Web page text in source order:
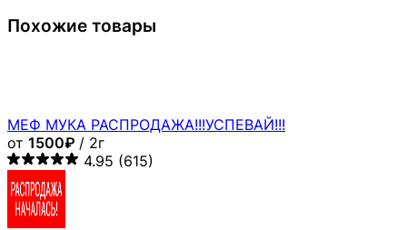
Похожие товары
МЕФ МУКА РАСПРОДАЖА!!!УСПЕВАЙ!!!
от 1500₽ / 2г
4.95 (615)